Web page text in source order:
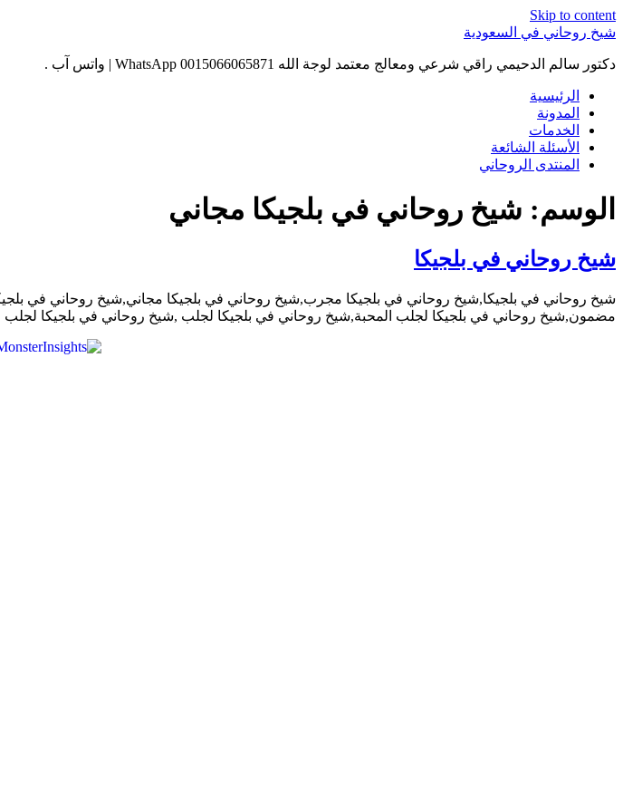
Skip to content
شيخ روحاني في السعودية
دكتور سالم الدحيمي راقي شرعي ومعالج معتمد لوجة الله 0015066065871 WhatsApp | واتس آب .
الرئيسية
المدونة
الخدمات
الأسئلة الشائعة
المنتدى الروحاني
الوسم: شيخ روحاني في بلجيكا مجاني
شيخ روحاني في بلجيكا
شيخ روحاني في بلجيكا,شيخ روحاني في بلجيكا مجرب,شيخ روحاني في بلجيكا مجاني,شيخ روحاني في
مضمون,شيخ روحاني في بلجيكا لجلب المحبة,شيخ روحاني في بلجيكا لجلب ,شيخ روحاني في بلجيكا